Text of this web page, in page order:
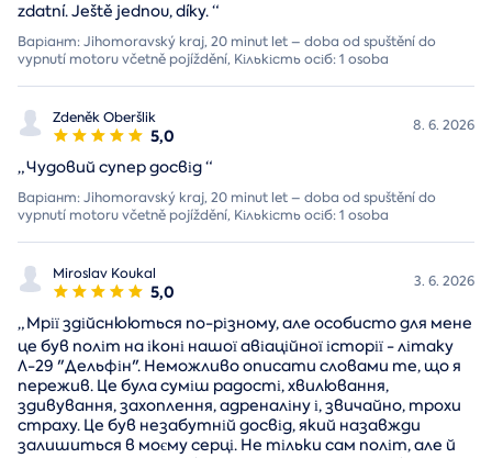
zdatní. Ještě jednou, díky.“
Варіант: Jihomoravský kraj, 20 minut let – doba od spuštění do
vypnutí motoru včetně pojíždění, Кількість осіб: 1 osoba
Zdeněk Oberšlik
5,0 8. 6. 2026
„Чудовий супер досвід“
Варіант: Jihomoravský kraj, 20 minut let – doba od spuštění do
vypnutí motoru včetně pojíždění, Кількість осіб: 1 osoba
Miroslav Koukal
5,0 3. 6. 2026
„Мрії здійснюються по-різному, але особисто для мене
це був політ на іконі нашої авіаційної історії - літаку
Л-29 "Дельфін". Неможливо описати словами те, що я
пережив. Це була суміш радості, хвилювання,
здивування, захоплення, адреналіну і, звичайно, трохи
страху. Це був незабутній досвід, який назавжди
залишиться в моєму серці. Не тільки сам політ, але й